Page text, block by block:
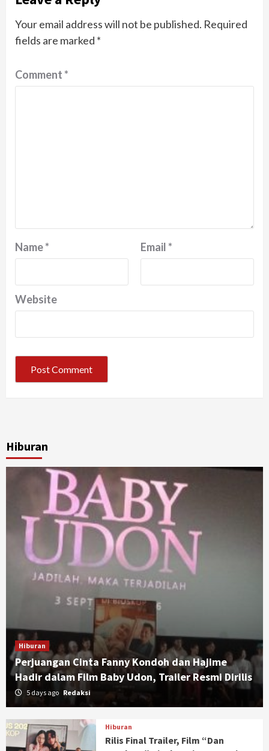
Your email address will not be published. Required
fields are marked *
Comment*
Name* Email*
Website
Hiburan
Hiburan
Perjuangan Cinta Fanny Kondoh dan Hajime
Hadir dalam Film Baby Udon, Trailer Resmi Dirilis
5 days ago Redaksi
Hiburan
Rilis Final Trailer, Film “Dan